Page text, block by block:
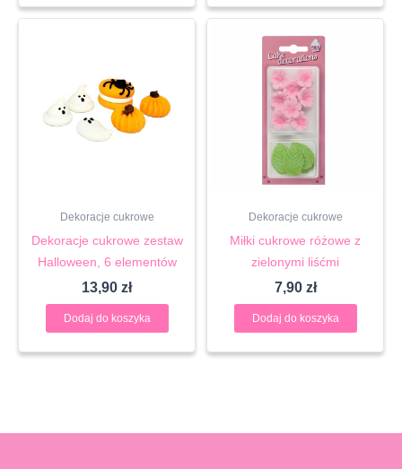
Dekoracje cukrowe
Dekoracje cukrowe zestaw
Halloween, 6 elementów
13,90 zł
Dodaj do koszyka
Dekoracje cukrowe
Miłki cukrowe różowe z
zielonymi liśćmi
7,90 zł
Dodaj do koszyka